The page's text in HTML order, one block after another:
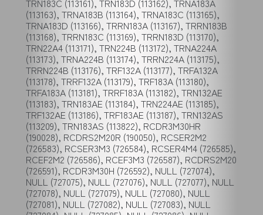
TRN183C (113161), TRN183D (113162), TRNA183A
(113163), TRNA183B (113164), TRNA183C (113165),
TRNA183D (113166), TRRN183A (113167), TRRN183B
(113168), TRRN183C (113169), TRRN183D (113170),
TRN22A4 (113171), TRN224B (113172), TRNA224A
(113173), TRNA224B (113174), TRRN224A (113175),
TRRN224B (113176), TRF132A (113177), TRFA132A
(113178), TRRF132A (113179), TRF183A (113180),
TRFA183A (113181), TRRF183A (113182), TRN132AE
(113183), TRN183AE (113184), TRN224AE (113185),
TRF132AE (113186), TRF183AE (113187), TRN132AS
(113209), TRN183AS (113822), RCDR3M30HR
(190028), RCDRS2M20R (190050), RCSER2M2
(726583), RCSER3M3 (726584), RCSER4M4 (726585),
RCEF2M2 (726586), RCEF3M3 (726587), RCDRS2M20
(726591), RCDR3M30H (726592), NULL (727074),
NULL (727075), NULL (727076), NULL (727077), NULL
(727078), NULL (727079), NULL (727080), NULL
(727081), NULL (727082), NULL (727083), NULL